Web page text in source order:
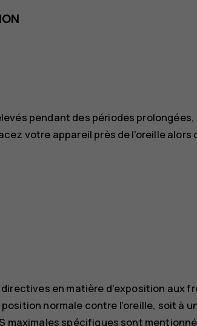
pendant des périodes
votre appareil près de l'oreille
en matière d'exposition aux
normale contre l'oreille, soit à
maximales spécifiques sont